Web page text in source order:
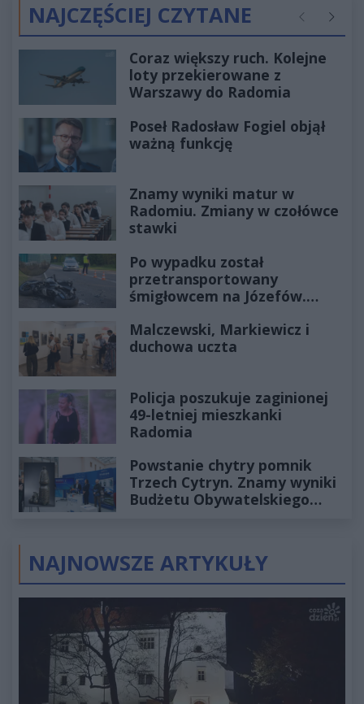
NAJCZĘŚCIEJ CZYTANE Poprzednie
Coraz większy ruch. Kolejne
loty przekierowane z
Warszawy do Radomia
Poseł Radosław Fogiel objął
ważną funkcję
Znamy wyniki matur w
Radomiu. Zmiany w czołówce
stawki
Po wypadku został
przetransportowany
śmigłowcem na Józefów.
Malczewski, Markiewicz i
duchowa uczta
Policja poszukuje zaginionej
49-letniej mieszkanki
Radomia
Powstanie chytry pomnik
Trzech Cytryn. Znamy wyniki
Budżetu Obywatelskiego
NAJNOWSZE ARTYKUŁY